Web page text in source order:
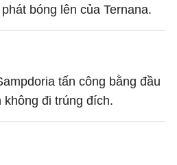
bóng lên của Ternana.
tấn công bằng đầu
đi trúng đích.